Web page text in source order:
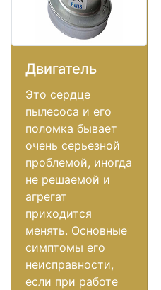
Двигатель
Это сердце
пылесоса и его
поломка бывает
очень серьезной
проблемой, иногда
не решаемой и
агрегат
приходится
менять. Основные
симптомы его
неисправности,
если при работе